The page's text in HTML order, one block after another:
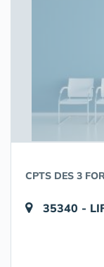
CPTS DES 3
35340 -